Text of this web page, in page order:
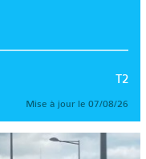
T2
Mise à jour le 07/08/26